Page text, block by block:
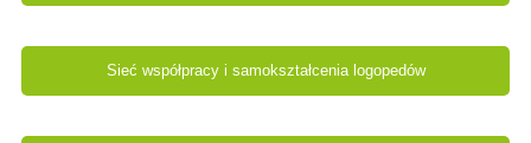
Sieć współpracy i samokształcenia logopedów